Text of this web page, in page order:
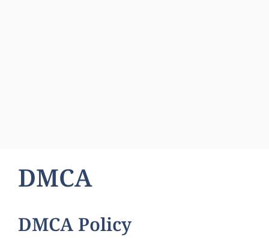
DMCA
DMCA Policy